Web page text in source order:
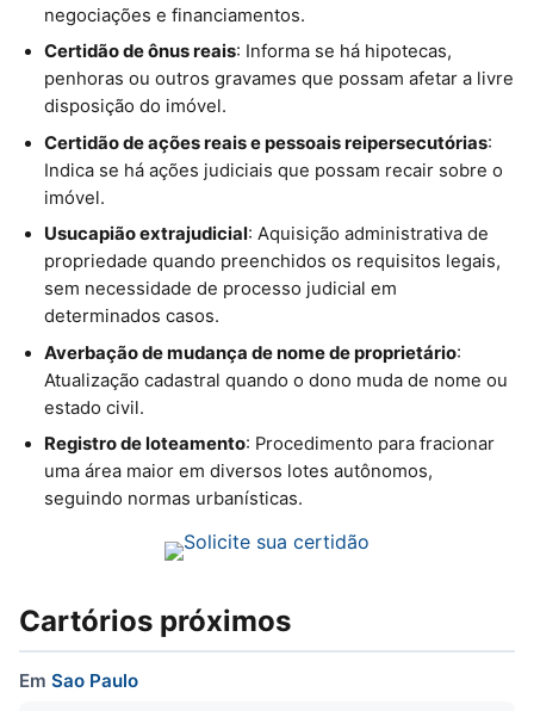
negociações e financiamentos.
Certidão de ônus reais: Informa se há hipotecas,
penhoras ou outros gravames que possam afetar a livre
disposição do imóvel.
Certidão de ações reais e pessoais reipersecutórias:
Indica se há ações judiciais que possam recair sobre o
imóvel.
Usucapião extrajudicial: Aquisição administrativa de
propriedade quando preenchidos os requisitos legais,
sem necessidade de processo judicial em
determinados casos.
Averbação de mudança de nome de proprietário:
Atualização cadastral quando o dono muda de nome ou
estado civil.
Registro de loteamento: Procedimento para fracionar
uma área maior em diversos lotes autônomos,
seguindo normas urbanísticas.
Cartórios próximos
Em Sao Paulo